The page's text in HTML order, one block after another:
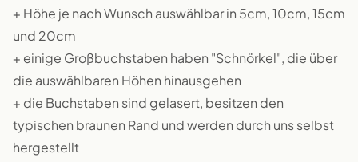
+ Höhe je nach Wunsch auswählbar in 5cm, 10cm, 15cm
und 20cm
+ einige Großbuchstaben haben "Schnörkel", die über
die auswählbaren Höhen hinausgehen
+ die Buchstaben sind gelasert, besitzen den
typischen braunen Rand und werden durch uns selbst
hergestellt